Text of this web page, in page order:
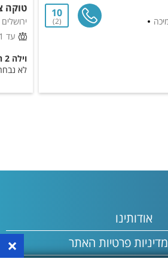
10
2
טוקה
עד 11 אורחים
וילה 2 חדרים
לא
אודותינו
פרטיות האתר
×